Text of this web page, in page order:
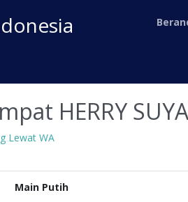
HERRY
Lewat WA
Main Putih